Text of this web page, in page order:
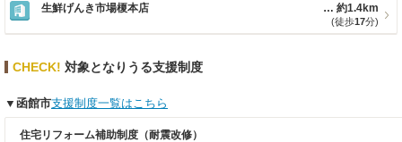
生鮮げんき市場榎本店 約1.4km
(徒歩17分)
対象となりうる支援制度
函館市支援制度一覧はこちら
住宅リフォーム補助制度（耐震改修）